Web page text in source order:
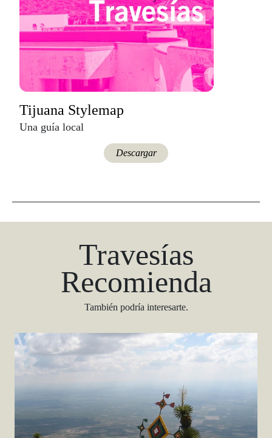
Tijuana Stylemap
Una guía local
Descargar
Travesías
Recomienda
También podría interesarte.